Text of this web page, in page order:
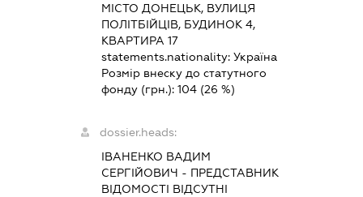
МІСТО ДОНЕЦЬК, ВУЛИЦЯ
ПОЛІТБІЙЦІВ, БУДИНОК 4,
КВАРТИРА 17
statements.nationality:Україна
Розмір внеску до статутного
фонду (грн.):104 (26 %)
dossier.heads:
ІВАНЕНКО ВАДИМ
СЕРГІЙОВИЧ - ПРЕДСТАВНИК
ВІДОМОСТІ ВІДСУТНІ